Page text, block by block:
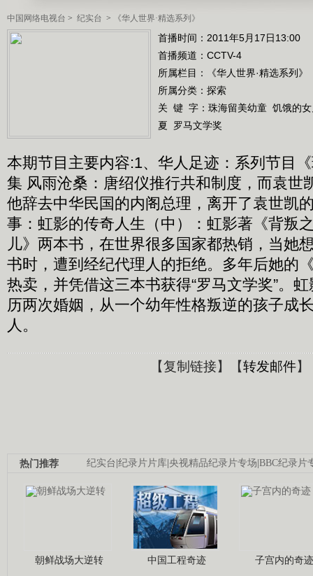
中国网络电视台 > 纪实台 > 《华人世界·精选系列》
首播时间：2011年5月17日13:00
首播频道： CCTV-4
所属栏目：
《华人世界·精选系列》
所属分类：探索
关 键 字： 珠海留美幼童 饥饿的
夏
罗马文学奖
本期节目主要内容:1、华人足迹：系列节目
集 风雨沧桑：唐绍仪推行共和制度，而袁世
他辞去中华民国的内阁总理，离开了袁世凯
事：虹影的传奇人生（中）：虹影著《背叛
儿》两本书，在世界很多国家都热销，当她
书时，遭到经纪代理人的拒绝。多年后她的
热卖，并凭借这三本书获得“罗马文学奖”。
历两次婚姻，从一个幼年性格叛逆的孩子成
人。
【复制链接】【转发邮件】
纪实台 纪录片片库 央视精品纪录片专场 BBC纪录片
热门推荐
朝鲜战场大逆转 中国工程奇迹 子宫内的奇迹